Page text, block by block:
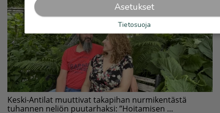
Asetukset
Tietosuoja